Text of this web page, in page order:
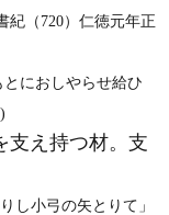
紀（720）仁徳元年正
とにおしやらせ給ひ
支え持つ材。支
し小弓の矢とりて」